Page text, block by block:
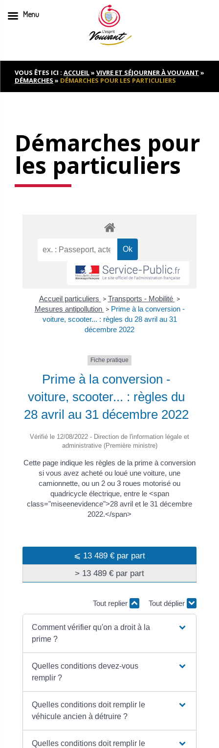
to
contentVOUS ÊTES ICI : ACCUEIL» VIVRE ET SÉJOURNER À VOUVANT »
DÉMARCHES » DÉMARCHES POUR LES PARTICULIERS
Démarches pour
les particuliers
Accueil particuliers > Transports - Mobilité >
Mesures antipollution > Prime à la conversion -
voiture, scooter... : règles du 28 avril au 31
décembre 2022
Fiche pratique
Prime à la conversion -
voiture, scooter... : règles du
28 avril au 31 décembre 2022
Vérifié le 12/08/2022 - Direction de l'information légale et
administrative (Première ministre)
Cette page indique les règles de la prime à conversion
si vous avez acheté ou loué une voiture, une
camionnette, ou un 2 ou 3 roues motorisé ou
quadricycle électrique, entre le <span
class="miseenevidence">28 avril et le 31 décembre
2022.</span>
⩽ 13 489 € par part
> 13 489 € par part
Tout replier Tout déplier
Comment vérifier qu'on a droit à la
prime ?
Quelles conditions devez-vous
remplir ?
Quelles conditions doit remplir le
véhicule ancien à détruire ?
Quelles conditions doit remplir le
Menu